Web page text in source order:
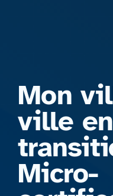
Mon
ville en
Micro-